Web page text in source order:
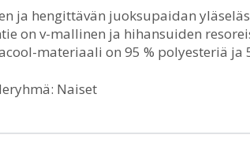
ja hengittävän juoksupaidan
on v-mallinen ja hihansuiden
materiaali on 95 % polyesteriä ja
Naiset